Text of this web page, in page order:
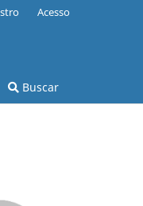
Buscar
Acesso